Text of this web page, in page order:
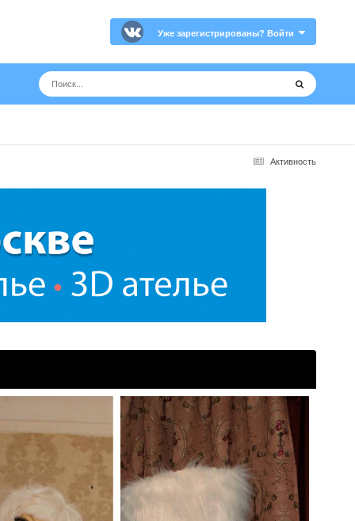
Уже зарегистрированы? Войти
Активность